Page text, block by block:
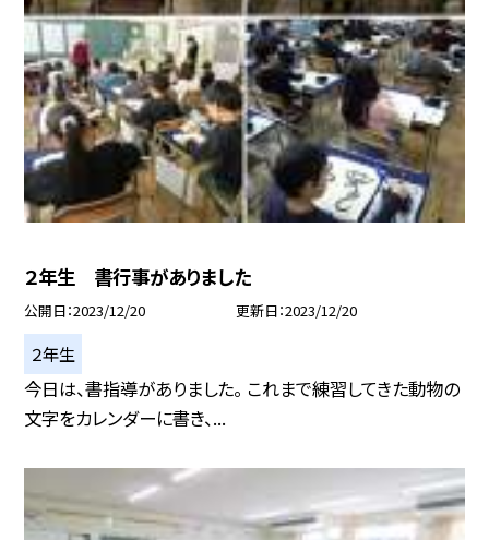
２年生 書行事がありました
公開日 2023/12/20 更新日 2023/12/20
２年生
今日は、書指導がありました。 これまで練習してきた動物の
文字をカレンダーに書き、...